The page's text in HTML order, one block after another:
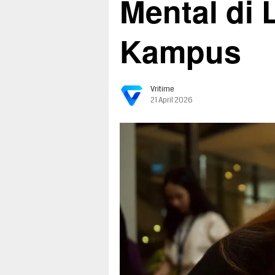
Mental di
Kampus
Vritime
21 April 2026